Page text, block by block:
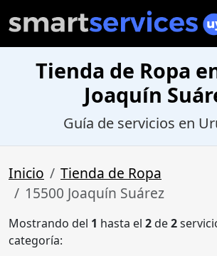
Tienda de Ropa
Joaquín
Guía de servicios en
Inicio
Tienda de Ropa
15500 Joaquín Suárez
Mostrando del 1 hasta el 2de2
categoría: